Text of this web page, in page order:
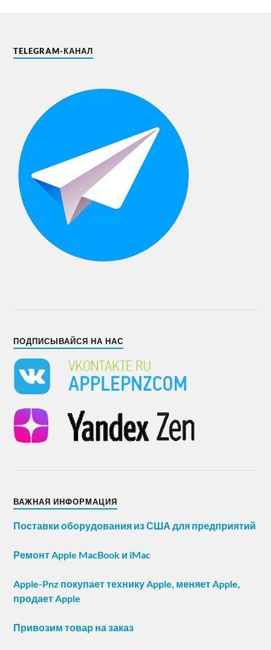
TELEGRAM-КАНАЛ
ПОДПИСЫВАЙСЯ НА НАС
ВАЖНАЯ ИНФОРМАЦИЯ
Поставки оборудования из США для предприятий
Ремонт Apple MacBook и iMac
Apple-Pnz покупает технику Apple, меняет Apple,
продает Apple
Привозим товар на заказ